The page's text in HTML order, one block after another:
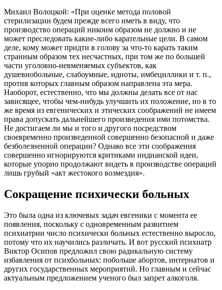
Михаил Волоцкой: «При оценке метода половой
стерилизации будем прежде всего иметь в виду, что
производство операций никоим образом не должно и не
может преследовать какие-либо карательные цели. В самом
деле, кому может придти в голову за что-то карать таким
странным образом тех несчастных, при том же по большей
части уголовно-невменяемых субъектов, как
душевнобольные, слабоумные, идиоты, имбециллики и т. п.,
против которых главным образом направлена эта мера.
Наоборот, естественно, что мы должны делать все от нас
зависящее, чтобы чем-нибудь улучшить их положение, но в то
же время из евгенических и этических соображений не имеем
права допускать дальнейшего произведения ими потомства.
Не достигаем ли мы и того и другого посредством
своевременно произведенной совершенно безопасной и даже
безболезненной операции? Однако все эти соображения
совершенно игнорируются критиками индианской идеи,
которые упорно продолжают видеть в производстве операций
лишь грубый «акт жестокого возмездия».
Сокращение психически больных
Это была одна из ключевых задач евгеники с момента ее
появления, поскольку с одновременным развитием
психиатрии число психически больных естественно выросло,
потому что их научились различать. И вот русский психиатр
Виктор Осипов предложил свою радикальную систему
избавления от психбольных: побольше абортов, интернатов и
других государственных мероприятий. Но главным и сейчас
актуальным предложением ученого был запрет алкоголя.